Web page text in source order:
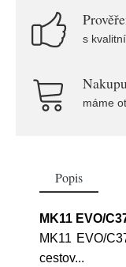
s
máme
Popis
MK11 EVO/
MK11 EVO/
cestov...